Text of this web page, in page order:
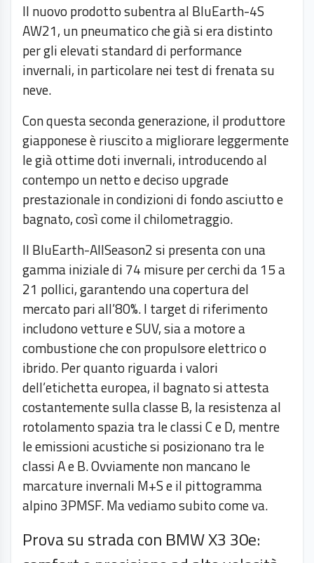
Il nuovo prodotto subentra al BluEarth-4S
AW21, un pneumatico che già si era distinto
per gli elevati standard di performance
invernali, in particolare nei test di frenata su
neve.
Con questa seconda generazione, il produttore
giapponese è riuscito a migliorare leggermente
le già ottime doti invernali, introducendo al
contempo un netto e deciso upgrade
prestazionale in condizioni di fondo asciutto e
bagnato, così come il chilometraggio.
Il BluEarth-AllSeason2 si presenta con una
gamma iniziale di 74 misure per cerchi da 15 a
21 pollici, garantendo una copertura del
mercato pari all’80%. I target di riferimento
includono vetture e SUV, sia a motore a
combustione che con propulsore elettrico o
ibrido. Per quanto riguarda i valori
dell’etichetta europea, il bagnato si attesta
costantemente sulla classe B, la resistenza al
rotolamento spazia tra le classi C e D, mentre
le emissioni acustiche si posizionano tra le
classi A e B. Ovviamente non mancano le
marcature invernali M+S e il pittogramma
alpino 3PMSF. Ma vediamo subito come va.
Prova su strada con BMW X3 30e: